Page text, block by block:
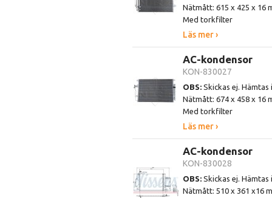
Nätmått: 615 x 425 x 16
Med torkfilter
Läs mer ›
AC-kondensor
KON-830027
OBS: Skickas ej.
Nätmått: 674 x 458 x 16
Med torkfilter
Läs mer ›
AC-kondensor
KON-830028
OBS: Skickas ej.
Nätmått: 510 x 361 x16